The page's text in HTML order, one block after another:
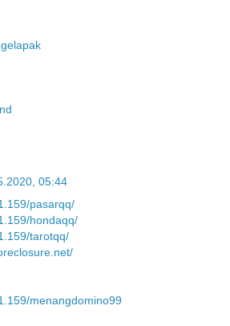
05:44
pasarqq/
hondaqq/
tarotqq/
menangdomino99